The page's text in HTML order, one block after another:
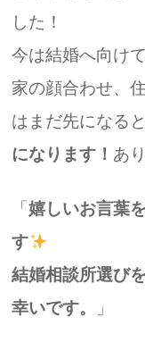
した！
今は結婚へ向け
家の顔合わせ、
はまだ先になる
になります！ あ
「嬉しいお言葉
す
結婚相談所選び
幸いです。
」